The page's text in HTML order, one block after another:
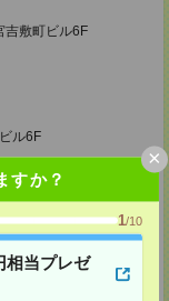
すか？
1/10
相当プレゼ
×
敷町ビル6F
ル6F